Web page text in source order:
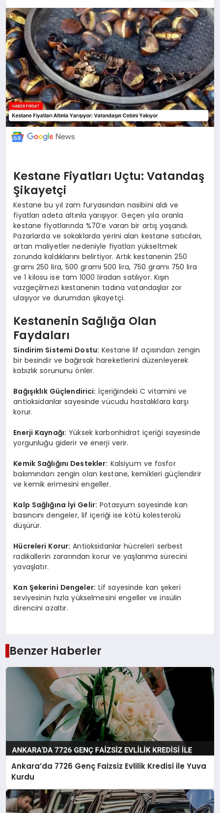
EĞİTİM
DÜNYA
Kestane Fiyatları Uçtu: Vatandaş
Şikayetçi
Kestane bu yıl zam furyasından nasibini aldı ve
fiyatları adeta altınla yarışıyor. Geçen yıla oranla
kestane fiyatlarında %70’e varan bir artış yaşandı.
Pazarlarda ve sokaklarda yerini alan kestane satıcıları,
artan maliyetler nedeniyle fiyatları yükseltmek
zorunda kaldıklarını belirtiyor. Artık kestanenin 250
gramı 250 lira, 500 gramı 500 lira, 750 gramı 750 lira
ve 1 kilosu ise tam 1000 liradan satılıyor. Kışın
vazgeçilmezi kestanenin tadına vatandaşlar zor
ulaşıyor ve durumdan şikayetçi.
Kestanenin Sağlığa Olan
Faydaları
Sindirim Sistemi Dostu: Kestane lif açısından zengin
bir besindir ve bağırsak hareketlerini düzenleyerek
kabızlık sorununu önler.
Bağışıklık Güçlendirici: İçeriğindeki C vitamini ve
antioksidanlar sayesinde vücudu hastalıklara karşı
korur.
Enerji Kaynağı: Yüksek karbonhidrat içeriği sayesinde
yorgunluğu giderir ve enerji verir.
Kemik Sağlığını Destekler: Kalsiyum ve fosfor
bakımından zengin olan kestane, kemikleri güçlendirir
ve kemik erimesini engeller.
Kalp Sağlığına İyi Gelir: Potasyum sayesinde kan
basıncını dengeler, lif içeriği ise kötü kolesterolü
düşürür.
Hücreleri Korur: Antioksidanlar hücreleri serbest
radikallerin zararından korur ve yaşlanma sürecini
yavaşlatır.
Kan Şekerini Dengeler: Lif sayesinde kan şekeri
seviyesinin hızla yükselmesini engeller ve insülin
direncini azaltır.
Benzer Haberler
Ankara’da 7726 Genç Faizsiz Evlilik Kredisi ile Yuva
Kurdu